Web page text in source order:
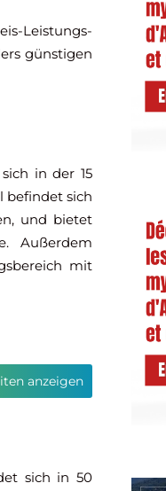
Leistungs-
günstigen
in der 15
befindet sich
und bietet
Außerdem
mit
anzeigen
sich in 50